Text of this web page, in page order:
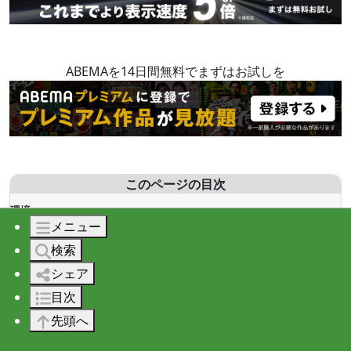
ABEMAを14日間無料でまずはお試しを
このページの目次
環境
事前準備
MySQL
PHP7.4.9のダウンロード
公式サイトからダウンロードURLを確認
公式サイトからダウンロード
PHP7.4.9のインストール
メニュー
検索
シェア
目次
先頭へ